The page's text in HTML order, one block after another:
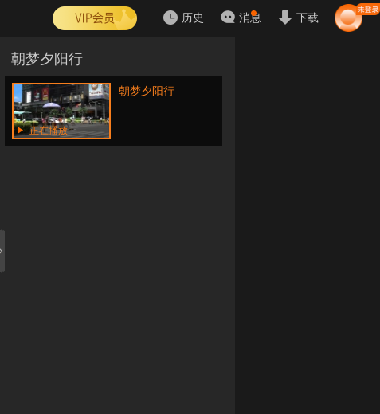
历史 消息 下载
朝梦夕阳行
正在播放
朝梦夕阳行